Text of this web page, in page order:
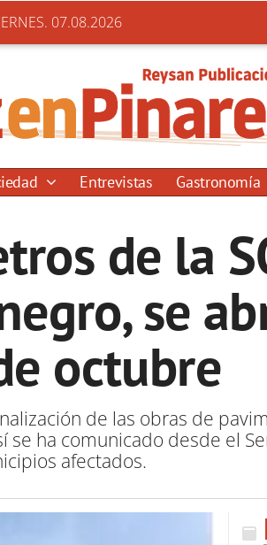
07.08.2026
Entrevistas Gastronomía
de la
se
octubre
de las obras de
ha comunicado desde el
afectados.